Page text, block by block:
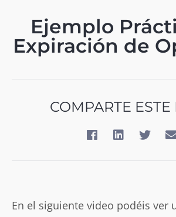
Ejemplo
Expiración de
COMPARTE ESTE
En el siguiente video podéis ver